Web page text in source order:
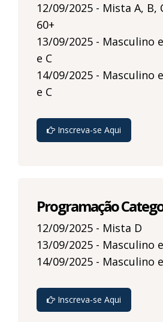
12/09/2025 - Mista A, B,
60+
13/09/2025 - Masculino
e C
14/09/2025 - Masculino
e C
Inscreva-se Aqui
Programação
12/09/2025 - Mista D
13/09/2025 - Masculino
14/09/2025 - Masculino
Inscreva-se Aqui